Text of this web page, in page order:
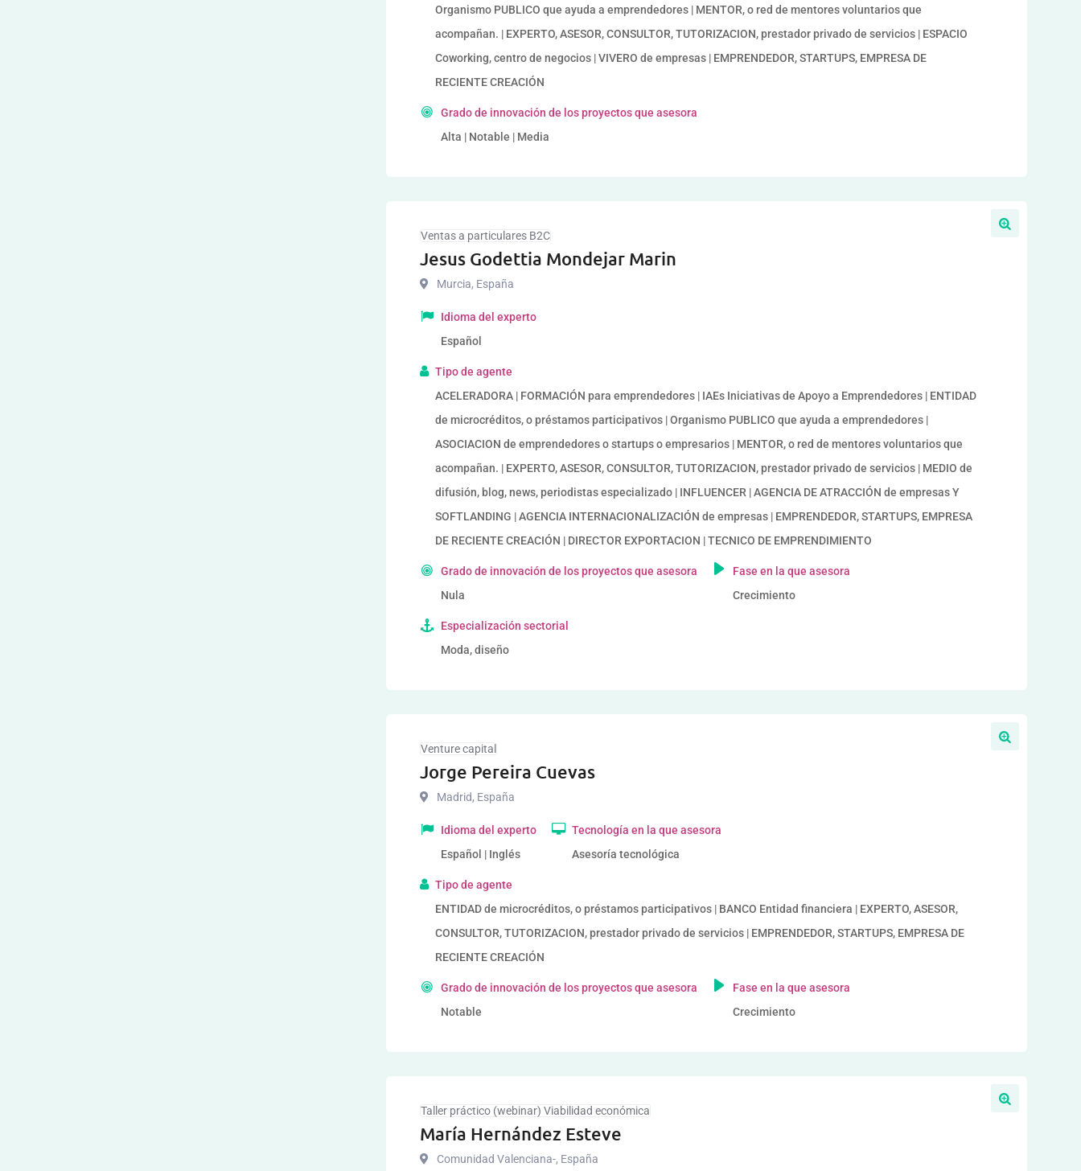
Organismo PUBLICO que ayuda a emprendedores | MENTOR, o red de mentores voluntarios que
acompañan. | EXPERTO, ASESOR, CONSULTOR, TUTORIZACION, prestador privado de servicios | ESPACIO
Coworking, centro de negocios | VIVERO de empresas | EMPRENDEDOR, STARTUPS, EMPRESA DE
RECIENTE CREACIÓN
Grado de innovación de los proyectos que asesora
Alta | Notable | Media
Ventas a particulares B2C
Jesus Godettia Mondejar Marin
Murcia, España
Idioma del experto
Español
Tipo de agente
ACELERADORA | FORMACIÓN para emprendedores | IAEs Iniciativas de Apoyo a Emprendedores | ENTIDAD
de microcréditos, o préstamos participativos | Organismo PUBLICO que ayuda a emprendedores |
ASOCIACION de emprendedores o startups o empresarios | MENTOR, o red de mentores voluntarios que
acompañan. | EXPERTO, ASESOR, CONSULTOR, TUTORIZACION, prestador privado de servicios | MEDIO de
difusión, blog, news, periodistas especializado | INFLUENCER | AGENCIA DE ATRACCIÓN de empresas Y
SOFTLANDING | AGENCIA INTERNACIONALIZACIÓN de empresas | EMPRENDEDOR, STARTUPS, EMPRESA
DE RECIENTE CREACIÓN | DIRECTOR EXPORTACION | TECNICO DE EMPRENDIMIENTO
Grado de innovación de los proyectos que asesora
Nula
Fase en la que asesora
Crecimiento
Especialización sectorial
Moda, diseño
Venture capital
Jorge Pereira Cuevas
Madrid, España
Idioma del experto
Español | Inglés
Tecnología en la que asesora
Asesoría tecnológica
Tipo de agente
ENTIDAD de microcréditos, o préstamos participativos | BANCO Entidad financiera | EXPERTO, ASESOR,
CONSULTOR, TUTORIZACION, prestador privado de servicios | EMPRENDEDOR, STARTUPS, EMPRESA DE
RECIENTE CREACIÓN
Grado de innovación de los proyectos que asesora
Notable
Fase en la que asesora
Crecimiento
Taller práctico (webinar) Viabilidad económica
María Hernández Esteve
Comunidad Valenciana-, España